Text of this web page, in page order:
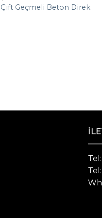
Çift Geçmeli Beton Direk